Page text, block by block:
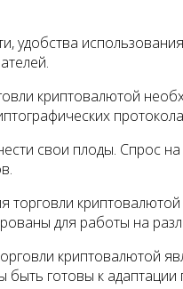
удобства
криптовалютой
свои плоды. Спрос
торговли
для работы на
криптовалютой
готовы к